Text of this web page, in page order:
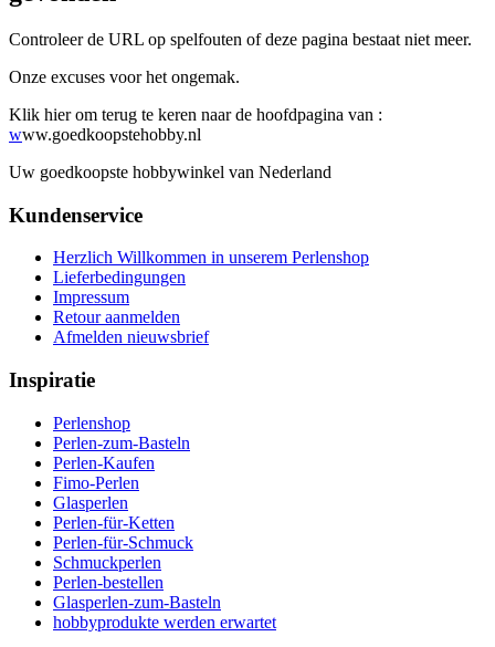
Controleer de URL op spelfouten of deze pagina bestaat niet meer.
Onze excuses voor het ongemak.
Klik hier om terug te keren naar de hoofdpagina van :
www.goedkoopstehobby.nl
Uw goedkoopste hobbywinkel van Nederland
Kundenservice
Herzlich Willkommen in unserem Perlenshop
Lieferbedingungen
Impressum
Retour aanmelden
Afmelden nieuwsbrief
Inspiratie
Perlenshop
Perlen-zum-Basteln
Perlen-Kaufen
Fimo-Perlen
Glasperlen
Perlen-für-Ketten
Perlen-für-Schmuck
Schmuckperlen
Perlen-bestellen
Glasperlen-zum-Basteln
hobbyprodukte werden erwartet